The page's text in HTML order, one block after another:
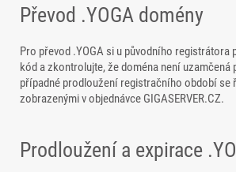
Převod .YOGA domény
Pro převod .YOGA si u původního registrátora
kód a zkontrolujte, že doména není uzamčená
případné prodloužení registračního období se
zobrazenými v objednávce GIGASERVER.CZ.
Prodloužení a expirace